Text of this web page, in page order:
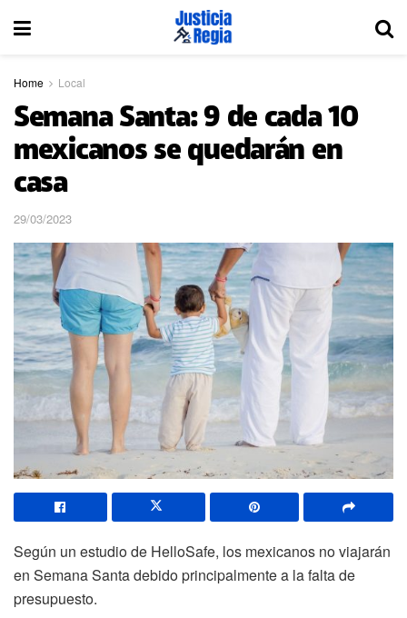
Home Local
Semana Santa: 9 de cada 10
mexicanos se quedarán en
casa
29/03/2023
Según un estudio de HelloSafe, los mexicanos no viajarán
en Semana Santa debido principalmente a la falta de
presupuesto.